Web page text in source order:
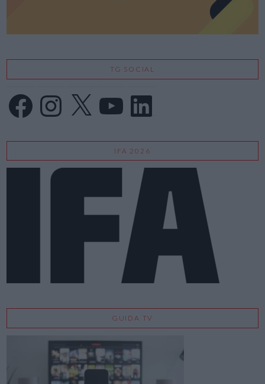
TG SOCIAL
FacebookInstagram
X LinkedIn
IFA 2026
GUIDA TV